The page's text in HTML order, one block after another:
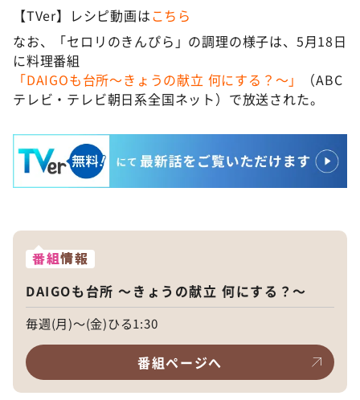
【TVer】レシピ動画はこちら
なお、「セロリのきんぴら」の調理の様子は、5月18日
に料理番組
「DAIGOも台所～きょうの献立 何にする？～」
（ABC
テレビ・テレビ朝日系全国ネット）で放送された。
番組情報
DAIGOも台所 ～きょうの献立 何にする？～
毎週(月)～(金)ひる1:30
番組ページへ